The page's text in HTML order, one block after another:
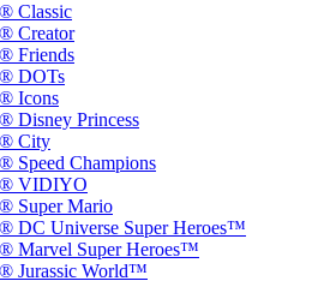
Classic
Creator
Friends
DOTs
Icons
Disney Princess
City
Speed Champions
VIDIYO
Super Mario
DC Universe Super Heroes™
Marvel Super Heroes™
Jurassic World™